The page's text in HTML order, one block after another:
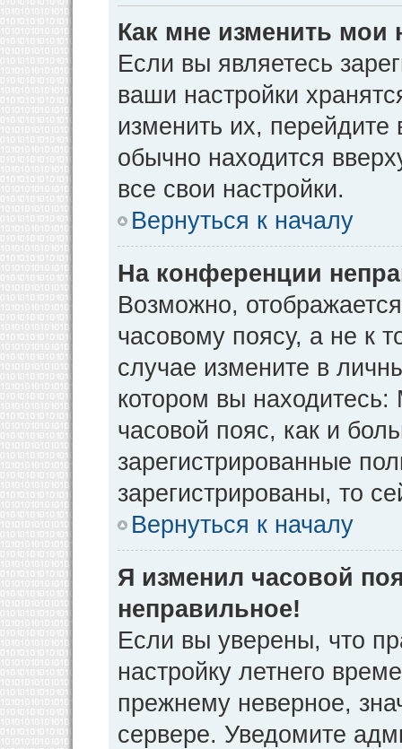
Как мне изменить мои
Если вы являетесь
ваши настройки
изменить их, перейдите
обычно находится
все свои настройки.
Вернуться к началу
На конференции
Возможно,
часовому поясу, а не к
случае измените в
котором вы находитесь:
часовой пояс, как и
зарегистрированные
зарегистрированы, то
Вернуться к началу
Я изменил часовой
неправильное!
Если вы уверены, что
настройку летнего
прежнему неверное,
сервере. Уведомите